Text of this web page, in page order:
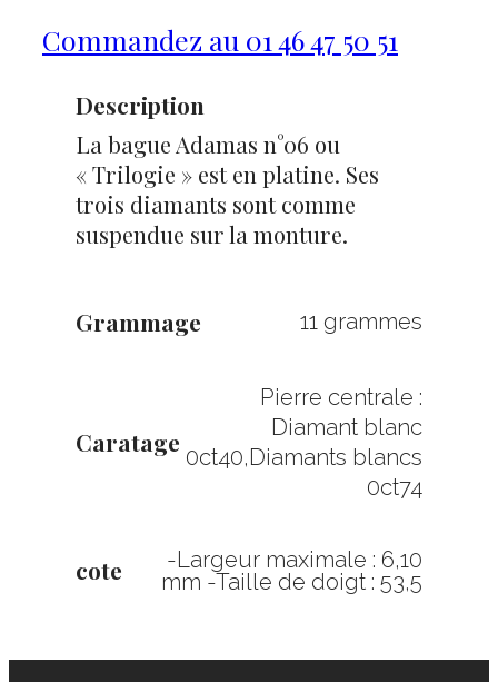
Commandez au 01 46 47 50 51
Description
La bague Adamas n°06 ou
« Trilogie » est en platine. Ses
trois diamants sont comme
suspendue sur la monture.
Grammage 11 grammes
Caratage
Pierre centrale :
Diamant blanc
0ct40,Diamants blancs
0ct74
cote
-Largeur maximale : 6,10
mm -Taille de doigt : 53,5